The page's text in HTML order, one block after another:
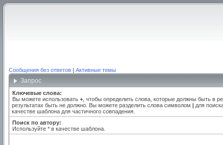
Сообщения без ответов | Активные темы
Запрос
Ключевые слова:
Вы можете использовать + , чтобы определить слова, которые должны быть в
результатах быть не должно. Вы можете разделить слова символом | для
качестве шаблона для частичного совпадения.
Поиск по автору:
Используйте * в качестве шаблона.